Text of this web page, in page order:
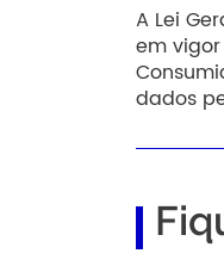
A Lei
em
dados